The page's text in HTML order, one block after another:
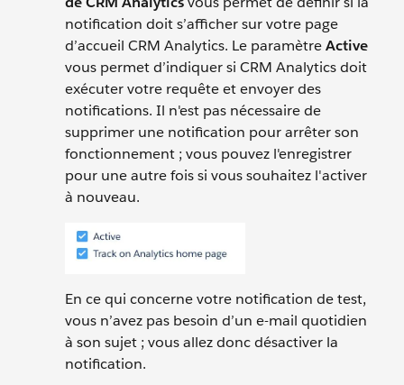
notification doit s’afficher sur votre page
d’accueil CRM Analytics. Le paramètreActive
vous permet d’indiquer si CRM Analytics doit
exécuter votre requête et envoyer des
notifications. Il n'est pas nécessaire de
supprimer une notification pour arrêter son
fonctionnement ; vous pouvez l'enregistrer
pour une autre fois si vous souhaitez l'activer
à nouveau.
En ce qui concerne votre notification de test,
vous n’avez pas besoin d’un e-mail quotidien
à son sujet ; vous allez donc désactiver la
notification.